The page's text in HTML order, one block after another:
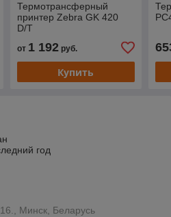
Термотрансферный
принтер Zebra GK 420
D/T
от 1 192руб.
Купить
год
Минск, Беларусь